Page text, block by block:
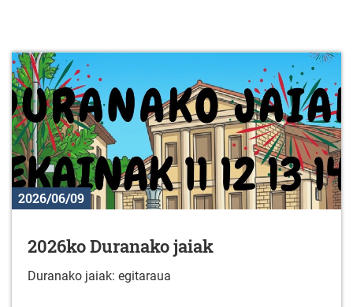
2026/06/09
2026ko Duranako jaiak
Duranako jaiak: egitaraua